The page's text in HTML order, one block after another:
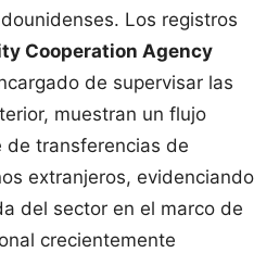
Los registros
Cooperation Agency
de supervisar las
muestran un flujo
de transferencias de
extranjeros, evidenciando
del sector en el marco de
crecientemente